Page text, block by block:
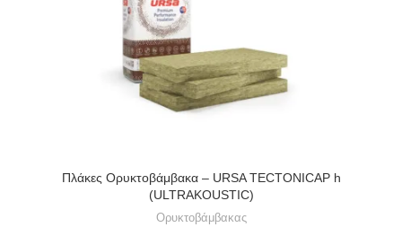
Πλάκες Ορυκτοβάμβακα – URSA TECTONICAP h
(ULTRAKOUSTIC)
Ορυκτοβάμβακας